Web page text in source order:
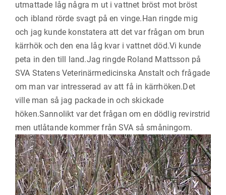
utmattade låg några m ut i vattnet bröst mot bröst
och ibland rörde svagt på en vinge.Han ringde mig
och jag kunde konstatera att det var frågan om brun
kärrhök och den ena låg kvar i vattnet död.Vi kunde
peta in den till land.Jag ringde Roland Mattsson på
SVA Statens Veterinärmedicinska Anstalt och frågade
om man var intresserad av att få in kärrhöken.Det
ville man så jag packade in och skickade
höken.Sannolikt var det frågan om en dödlig revirstrid
men utlåtande kommer från SVA så småningom.